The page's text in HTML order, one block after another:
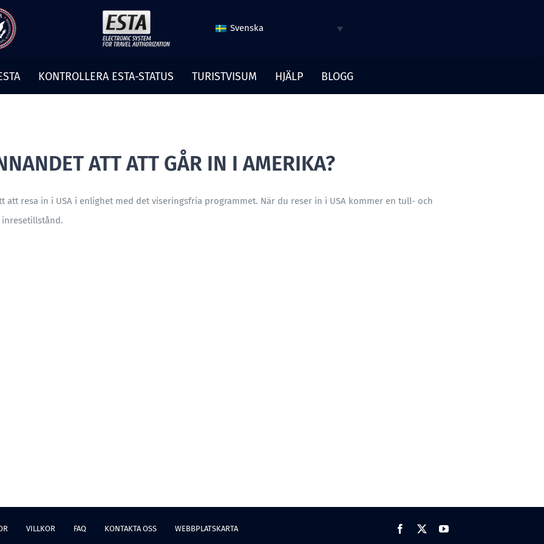
Svenska
KONTROLLERA ESTA-STATUS TURISTVISUM HJÄLP BLOGG
ATT ATT GÅR IN I AMERIKA?
att resa in i USA i enlighet med det viseringsfria programmet. När du reser in i USA kommer en tull- och
VILLKOR FAQ KONTAKTA OSS WEBBPLATSKARTA